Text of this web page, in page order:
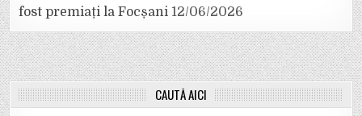
fost premiați la Focșani 12/06/2026
CAUTĂ AICI